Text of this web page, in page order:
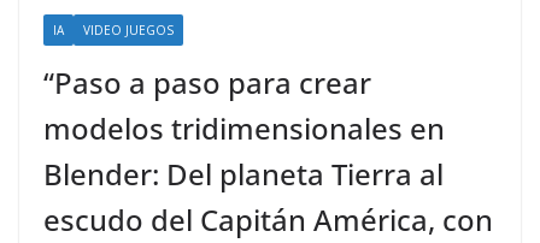
IA VIDEO JUEGOS
“Paso a paso para crear
modelos tridimensionales en
Blender: Del planeta Tierra al
escudo del Capitán América, con